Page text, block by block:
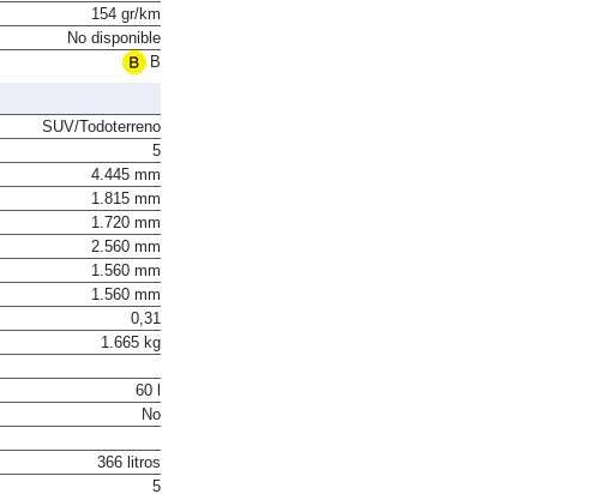
154 gr/km
No disponible
B
SUV/Todoterreno
5
4.445 mm
1.815 mm
1.720 mm
2.560 mm
1.560 mm
1.560 mm
0,31
1.665 kg
60 l
No
366 litros
5